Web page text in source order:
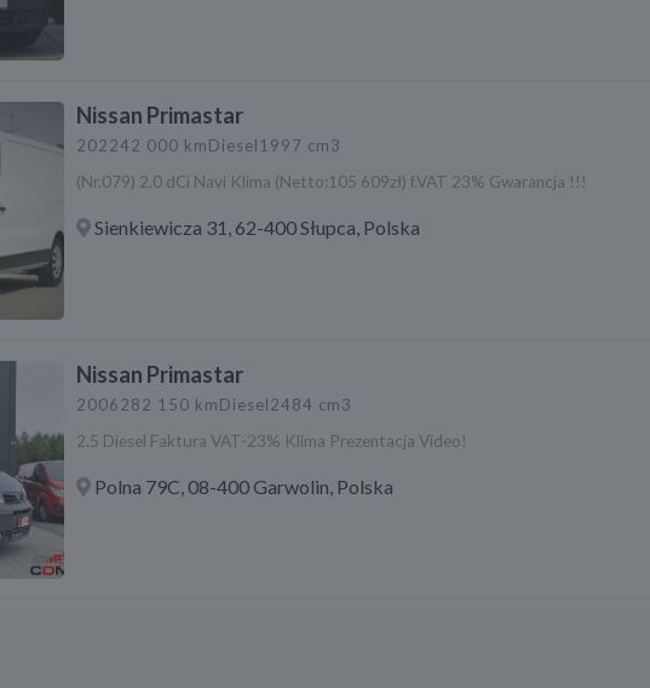
Nissan Primastar
202242 000 kmDiesel1997 cm3
(Nr.079) 2.0 dCi Navi Klima (Netto:105 609zł) f.VAT 23% Gwarancja !!!
Sienkiewicza 31, 62-400 Słupca, Polska
Nissan Primastar
2006282 150 kmDiesel2484 cm3
2.5 Diesel Faktura VAT-23% Klima Prezentacja Video!
Polna 79C, 08-400 Garwolin, Polska